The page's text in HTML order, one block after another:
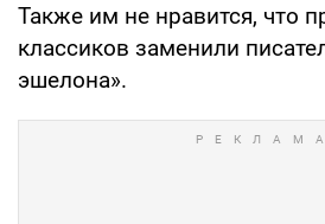
Также им не нравится, что
классиков заменили
эшелона».